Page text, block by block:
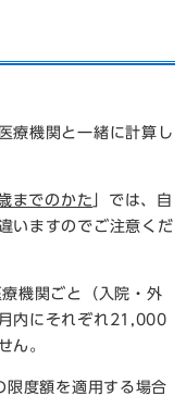
療機関と一緒に計算し
までのかた 」では、自
いますのでご注意くだ
機関ごと（入院・外
内にそれぞれ21,000
ん。
度額を適用する場合